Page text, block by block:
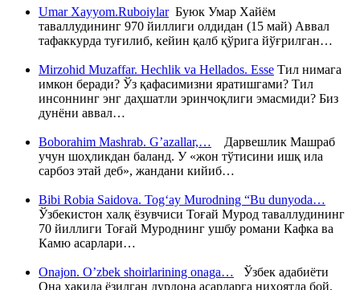
Umar Xayyom.RuboiylarБуюк Умар Хайём
таваллудининг 970 йиллиги олдидан (15 май) Аввал
тафаккурда туғилиб, кейин қалб қўрига йўғрилган…
Mirzohid Muzaffar. Hechlik va Hellados. Esse Тил нимага
имкон беради? Ўз қафасимизни яратишгами? Тил
инсоннинг энг даҳшатли эринчоқлиги эмасмиди? Биз
дунёни аввал…
Boborahim Mashrab. G’azallar,… Дарвешлик Машраб
учун шоҳликдан баланд. У «жон тўтисини ишқ ила
сарбоз этай деб», жандани кийиб…
Bibi Robia Saidova. Tog‘ay Murodning “Bu dunyoda…
Ўзбекистон халқ ёзувчиси Тоғай Мурод таваллудининг
70 йиллиги Тоғай Муроднинг ушбу романи Кафка ва
Камю асарлари…
Onajon. O’zbek shoirlarining onaga… Ўзбек адабиёти
Она ҳақида ёзилган дурдона асарларга ниҳоятда бой.